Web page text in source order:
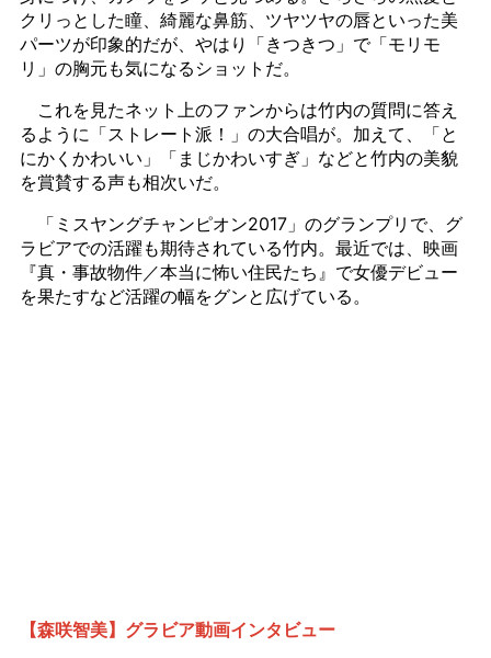
クリっとした瞳、綺麗な鼻筋、ツヤツヤの唇といった美
パーツが印象的だが、やはり「きつきつ」で「モリモ
リ」の胸元も気になるショットだ。
これを見たネット上のファンからは竹内の質問に答え
るように「ストレート派！」の大合唱が。加えて、「と
にかくかわいい」「まじかわいすぎ」などと竹内の美貌
を賞賛する声も相次いだ。
「ミスヤングチャンピオン2017」のグランプリで、グ
ラビアでの活躍も期待されている竹内。最近では、映画
『真・事故物件／本当に怖い住民たち』で女優デビュー
を果たすなど活躍の幅をグンと広げている。
【森咲智美】グラビア動画インタビュー